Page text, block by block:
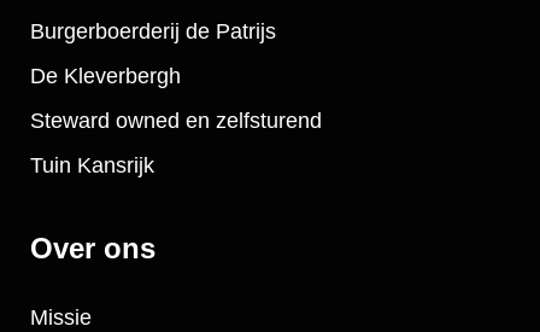
Burgerboerderij de Patrijs
De Kleverbergh
Steward owned en zelfsturend
Tuin Kansrijk
Over ons
Missie